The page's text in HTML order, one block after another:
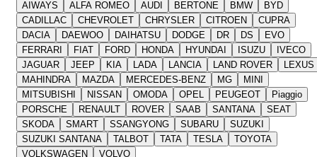
AIWAYS ALFA ROMEO AUDI BERTONE BMW
BYD
CADILLAC
CHEVROLET CHRYSLER CITROEN
CUPRA
DACIA
DAEWOO DAIHATSU DODGE DR DS
EVO
FERRARI
FIAT FORD HONDA HYUNDAI ISUZU
IVECO
JAGUAR
JEEP KIA LADA LANCIA LAND ROVER
LEXUS
MAHINDRA
MAZDA MERCEDES-BENZ MG
MINI
MITSUBISHI
NISSAN OMODA OPEL PEUGEOT
Piaggio
PORSCHE
RENAULT ROVER SAAB SANTANA
SEAT
SKODA
SMART SSANGYONG SUBARU
SUZUKI
SUZUKI SANTANA
TALBOT TATA TESLA
TOYOTA
VOLKSWAGEN
VOLVO